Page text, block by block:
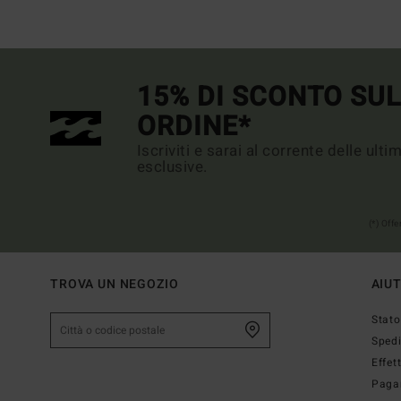
15% DI SCONTO
ORDINE*
Iscriviti e sarai al corrente delle
esclusive.
TROVA UN NEGOZIO